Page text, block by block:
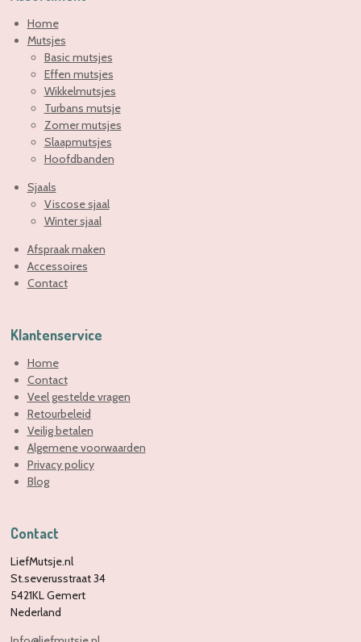
Home
Mutsjes
Basic mutsjes
Effen mutsjes
Wikkelmutsjes
Turbans mutsje
Zomer mutsjes
Slaapmutsjes
Hoofdbanden
Sjaals
Viscose sjaal
Winter sjaal
Afspraak maken
Accessoires
Contact
Klantenservice
Home
Contact
Veel gestelde vragen
Retourbeleid
Veilig betalen
Algemene voorwaarden
Privacy policy
Blog
Contact
LiefMutsje.nl
St.severusstraat 34
5421KL Gemert
Nederland